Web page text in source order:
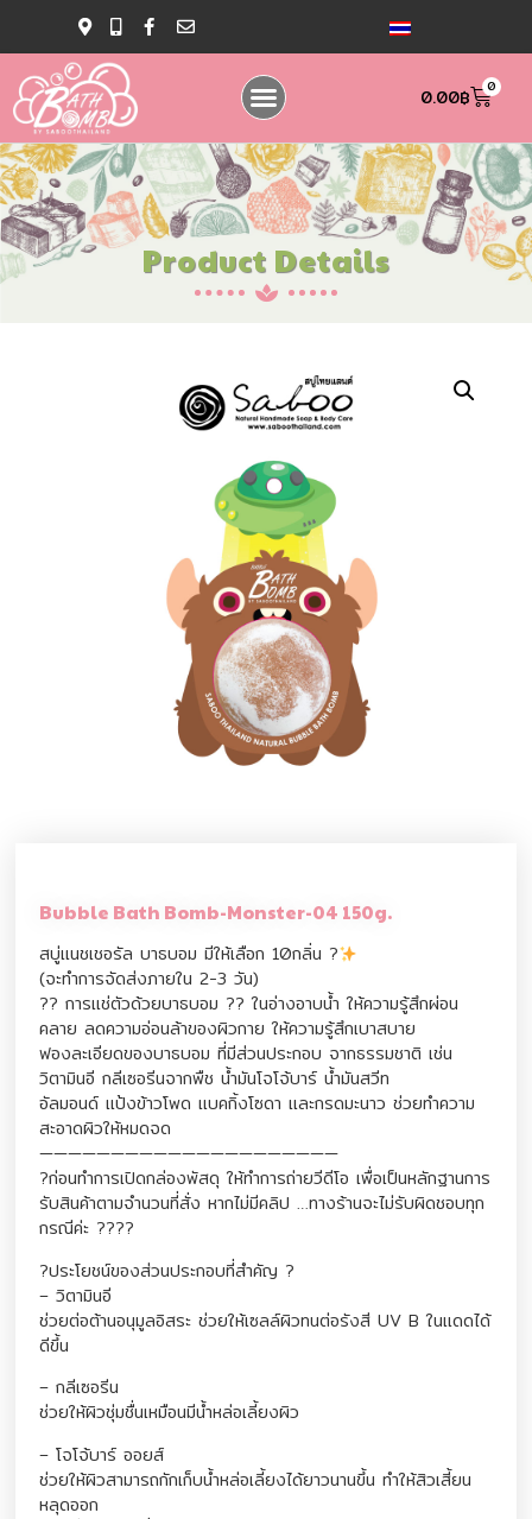
0.00฿ 0
Product Details
Bubble Bath Bomb-Monster-04 150g.
สบู่แนชเชอรัล บาธบอม มีให้เลือก 10กลิ่น ?
(จะทำการจัดส่งภายใน 2-3 วัน)
?? การแช่ตัวด้วยบาธบอม ?? ในอ่างอาบน้ำ ให้ความรู้สึกผ่อน
คลาย ลดความอ่อนล้าของผิวกาย ให้ความรู้สึกเบาสบาย
ฟองละเอียดของบาธบอม ที่มีส่วนประกอบ จากธรรมชาติ เช่น
วิตามินอี กลีเซอรีนจากพืช น้ำมันโจโจ้บาร์ น้ำมันสวีท
อัลมอนด์ แป้งข้าวโพด แบคกิ้งโซดา และกรดมะนาว ช่วยทำความ
สะอาดผิวให้หมดจด
—————————————————————
?ก่อนทำการเปิดกล่องพัสดุ ให้ทำการถ่ายวีดีโอ เพื่อเป็นหลักฐานการ
รับสินค้าตามจำนวนที่สั่ง หากไม่มีคลิป …ทางร้านจะไม่รับผิดชอบทุก
กรณีค่ะ ????
?ประโยชน์ของส่วนประกอบที่สำคัญ ?
– วิตามินอี
ช่วยต่อต้านอนุมูลอิสระ ช่วยให้เซลล์ผิวทนต่อรังสี UV B ในแดดได้
ดีขึ้น
– กลีเซอรีน
ช่วยให้ผิวชุ่มชื่นเหมือนมีน้ำหล่อเลี้ยงผิว
– โจโจ้บาร์ ออยส์
ช่วยให้ผิวสามารถกักเก็บน้ำหล่อเลี้ยงได้ยาวนานขึ้น ทำให้สิวเสี้ยน
หลุดออก